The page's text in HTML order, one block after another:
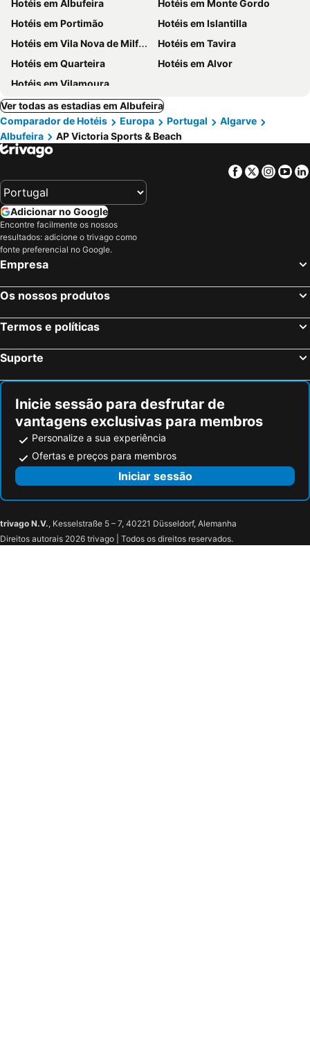
Hotéis em Albufeira
Hotéis em Monte Gordo
Hotéis em Portimão
Hotéis em Islantilla
Hotéis em Vila Nova de Milfontes
Hotéis em Tavira
Hotéis em Quarteira
Hotéis em Alvor
Hotéis em Vilamoura
Ver todas as estadias em Albufeira
Comparador de Hotéis
Europa Portugal
Algarve
Albufeira
AP Victoria Sports & Beach
Facebook
Twitter
Adicionar no Google
Encontre facilmente os nossos
resultados: adicione o trivago como
fonte preferencial no Google.
Empresa
Os nossos produtos
Termos e políticas
Suporte
Inicie sessão para desfrutar de
vantagens exclusivas para membros
Personalize a sua experiência
Ofertas e preços para membros
Iniciar sessão
trivago N.V., Kesselstraße 5 – 7, 40221 Düsseldorf, Alemanha
Direitos autorais 2026 trivago | Todos os direitos reservados.